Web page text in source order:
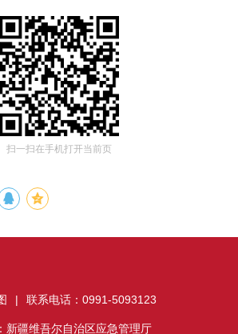
扫一扫在手机打开当前页
| 联系电话：0991-5093123
新疆维吾尔自治区应急管理厅